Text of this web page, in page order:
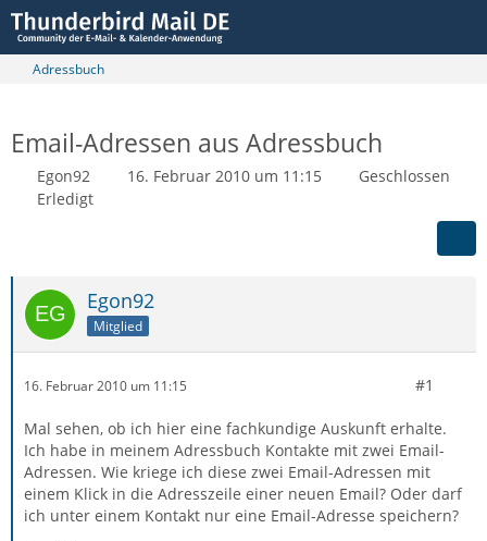
Adressbuch
Email-Adressen aus Adressbuch
Egon92 16. Februar 2010 um 11:15
Geschlossen
Erledigt
Egon92
Mitglied
16. Februar 2010 um 11:15 #1
Mal sehen, ob ich hier eine fachkundige Auskunft erhalte.
Ich habe in meinem Adressbuch Kontakte mit zwei Email-
Adressen. Wie kriege ich diese zwei Email-Adressen mit
einem Klick in die Adresszeile einer neuen Email? Oder darf
ich unter einem Kontakt nur eine Email-Adresse speichern?